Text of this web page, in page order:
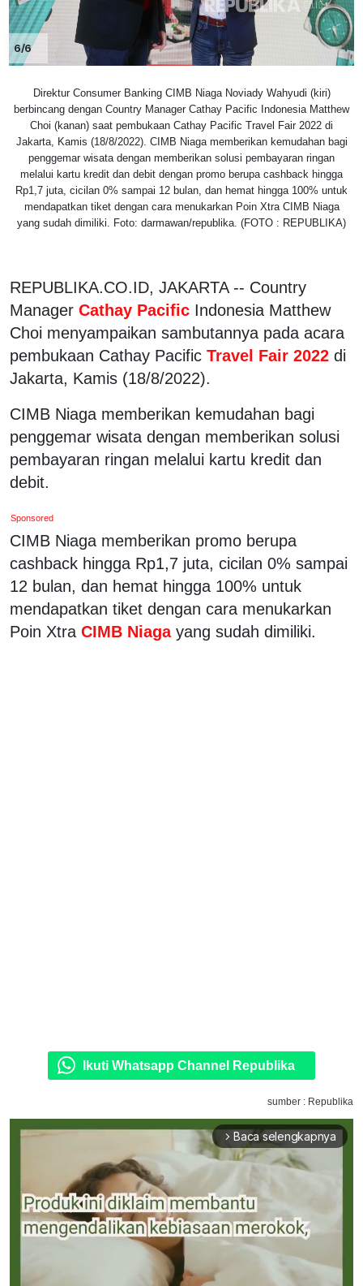
6/6
Direktur Consumer Banking CIMB Niaga Noviady Wahyudi (kiri)
berbincang dengan Country Manager Cathay Pacific Indonesia Matthew
Choi (kanan) saat pembukaan Cathay Pacific Travel Fair 2022 di
Jakarta, Kamis (18/8/2022). CIMB Niaga memberikan kemudahan bagi
penggemar wisata dengan memberikan solusi pembayaran ringan
melalui kartu kredit dan debit dengan promo berupa cashback hingga
Rp1,7 juta, cicilan 0% sampai 12 bulan, dan hemat hingga 100% untuk
mendapatkan tiket dengan cara menukarkan Poin Xtra CIMB Niaga
yang sudah dimiliki. Foto: darmawan/republika. (FOTO : REPUBLIKA)
REPUBLIKA.CO.ID, JAKARTA -- Country
Manager Cathay Pacific Indonesia Matthew
Choi menyampaikan sambutannya pada acara
pembukaan Cathay Pacific Travel Fair 2022 di
Jakarta, Kamis (18/8/2022).
CIMB Niaga memberikan kemudahan bagi
penggemar wisata dengan memberikan solusi
pembayaran ringan melalui kartu kredit dan
debit.
Sponsored
CIMB Niaga memberikan promo berupa
cashback hingga Rp1,7 juta, cicilan 0% sampai
12 bulan, dan hemat hingga 100% untuk
mendapatkan tiket dengan cara menukarkan
Poin Xtra CIMB Niaga yang sudah dimiliki.
Ikuti Whatsapp Channel Republika
sumber : Republika
arrow_forward_ios Baca selengkapnya